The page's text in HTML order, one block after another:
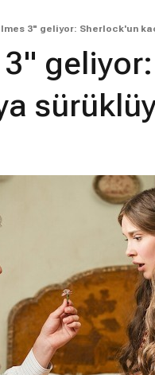
3" geliyor: Sherlock'un
geliyor: